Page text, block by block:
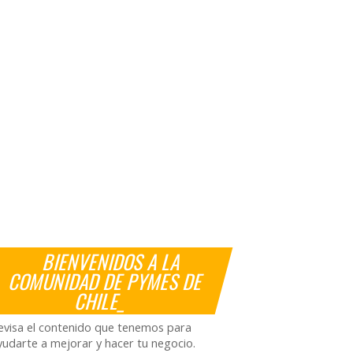
BIENVENIDOS A LA
COMUNIDAD DE PYMES DE
CHILE_
el contenido que tenemos para
a mejorar y hacer tu negocio.